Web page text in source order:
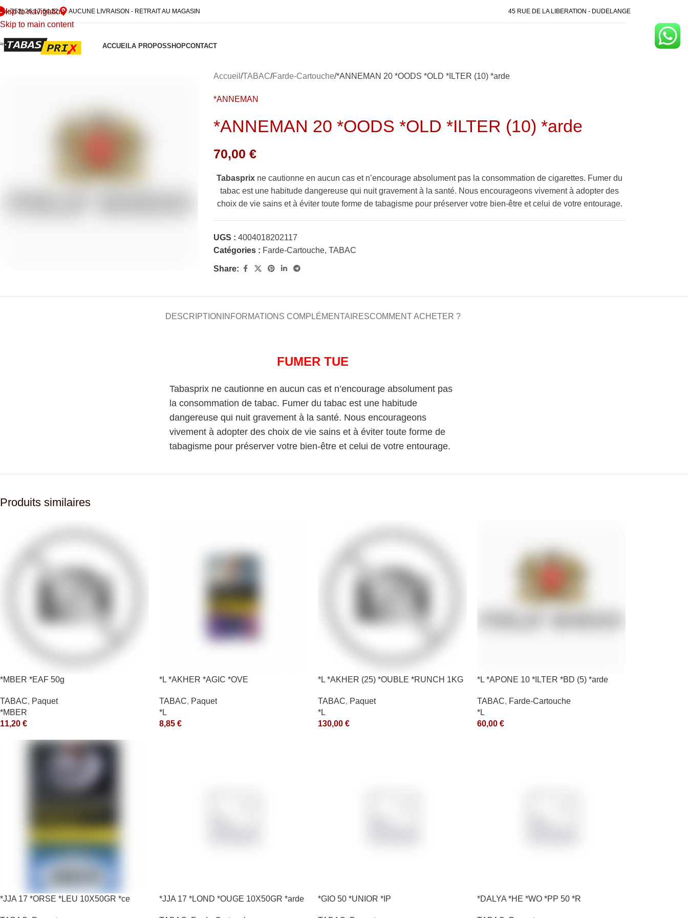
Skip to navigation
Skip to main content
(+352) 26 17 64 22 AUCUNE LIVRAISON - RETRAIT AU MAGASIN 45 RUE DE LA LIBERATION - DUDELANGE
ACCUEILA PROPOSSHOPCONTACT
Accueil TABAC Farde-Cartouche *ANNEMAN 20 *OODS *OLD *ILTER (10) *arde
*ANNEMAN
*ANNEMAN 20 *OODS *OLD *ILTER (10) *arde
70,00€
Tabasprix ne cautionne en aucun cas et n’encourage absolument pas la consommation de cigarettes. Fumer du
tabac est une habitude dangereuse qui nuit gravement à la santé. Nous encourageons vivement à adopter des
choix de vie sains et à éviter toute forme de tabagisme pour préserver votre bien-être et celui de votre entourage.
UGS :4004018202117
Catégories : Farde-Cartouche, TABAC
Share:
DESCRIPTION INFORMATIONS COMPLÉMENTAIRESCOMMENT ACHETER ?
FUMER TUE
Tabasprix ne cautionne en aucun cas et n’encourage absolument pas
la consommation de tabac. Fumer du tabac est une habitude
dangereuse qui nuit gravement à la santé. Nous encourageons
vivement à adopter des choix de vie sains et à éviter toute forme de
tabagisme pour préserver votre bien-être et celui de votre entourage.
Produits similaires
*MBER *EAF 50g
TABAC, Paquet
*MBER
11,20 €
*L *AKHER *AGIC *OVE
TABAC, Paquet
*L
8,85 €
*L *AKHER (25) *OUBLE *RUNCH 1KG
TABAC, Paquet
*L
130,00 €
*L *APONE 10 *ILTER *BD (5) *arde
TABAC, Farde-Cartouche
*L
60,00 €
*JJA 17 *ORSE *LEU 10X50GR *ce *JJA 17 *LOND *OUGE 10X50GR *arde *GIO 50 *UNIOR *IP *DALYA *HE *WO *PP 50 *R